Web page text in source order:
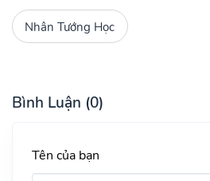
Nhân Tướng Học
Bình Luận (0)
Tên của bạn